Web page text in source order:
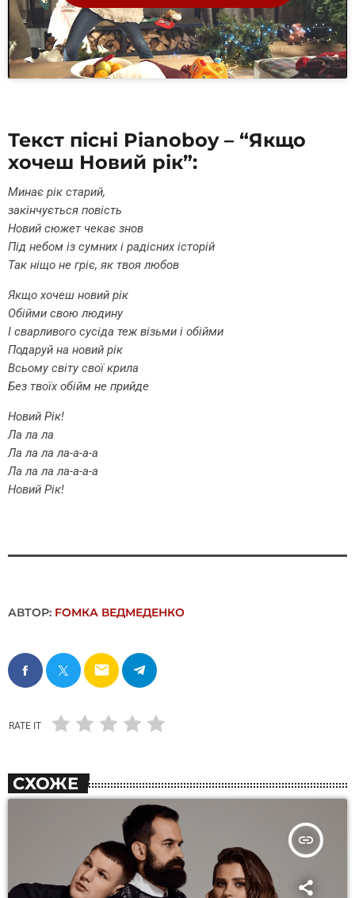
Текст пісні Pianoboy – “Якщо
хочеш Новий рік”:
Минає рік старий,
закінчується повість
Новий сюжет чекає знов
Під небом із сумних і радісних історій
Так ніщо не гріє, як твоя любов
Якщо хочеш новий рік
Обійми свою людину
І сварливого сусіда теж візьми і обійми
Подаруй на новий рік
Всьому світу свої крила
Без твоїх обійм не прийде
Новий Рік!
Ла ла ла
Ла ла ла ла-а-а-а
Ла ла ла ла-а-а-а
Новий Рік!
АВТОР: FОMКА ВЕДМЕДЕНКО
email
RATE IT
СХОЖЕ
insert_link